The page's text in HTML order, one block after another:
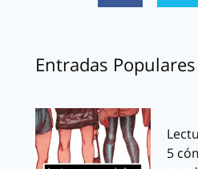
Entradas Populares
5